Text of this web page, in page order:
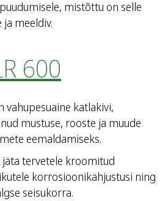
mistõttu on selle
meeldiv.
600
vahupesuaine katlakivi,
mustuse, rooste ja muude
eemaldamiseks.
jäta tervetele kroomitud
korrosioonikahjustusi ning
seisukorra.